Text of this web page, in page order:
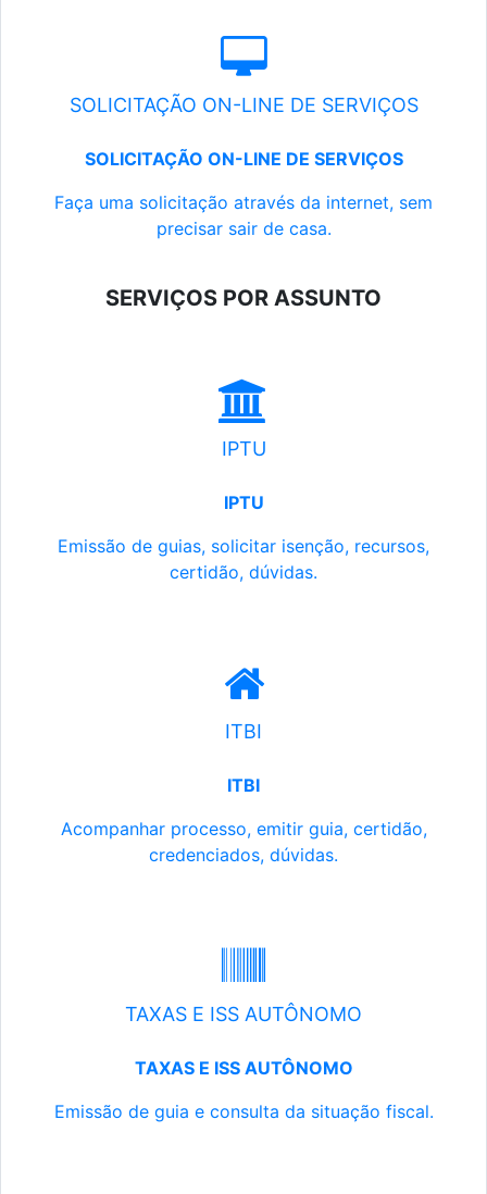
SOLICITAÇÃO ON-LINE DE SERVIÇOS
SOLICITAÇÃO ON-LINE DE SERVIÇOS
Faça uma solicitação através da internet, sem
precisar sair de casa.
SERVIÇOS POR ASSUNTO
IPTU
IPTU
Emissão de guias, solicitar isenção, recursos,
certidão, dúvidas.
ITBI
ITBI
Acompanhar processo, emitir guia, certidão,
credenciados, dúvidas.
TAXAS E ISS AUTÔNOMO
TAXAS E ISS AUTÔNOMO
Emissão de guia e consulta da situação fiscal.